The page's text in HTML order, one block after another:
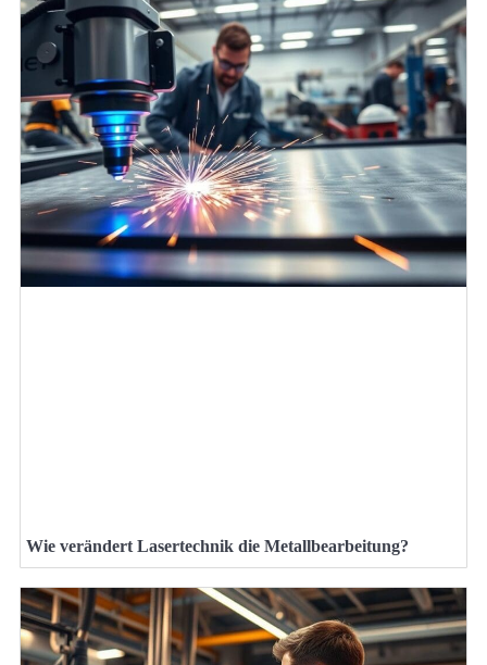
Wie verändert Lasertechnik die Metallbearbeitung?